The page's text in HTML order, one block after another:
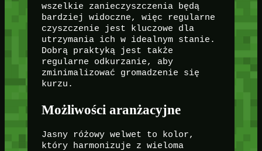
wszelkie zanieczyszczenia będą
bardziej widoczne, więc regularne
czyszczenie jest kluczowe dla
utrzymania ich w idealnym stanie.
Dobrą praktyką jest także
regularne odkurzanie, aby
zminimalizować gromadzenie się
kurzu.
Możliwości aranżacyjne
Jasny różowy welwet to kolor,
który harmonizuje z wieloma